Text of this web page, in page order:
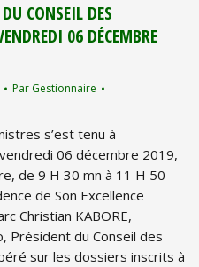
CONSEIL DES
06 DÉCEMBRE
Par Gestionnaire
s’est tenu à
06 décembre 2019,
de 9 H 30 mn à 11 H 50
de Son Excellence
Christian KABORE,
Président du Conseil des
sur les dossiers inscrits à